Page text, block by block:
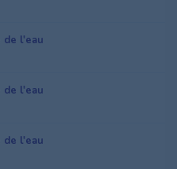
de l'eau
de l'eau
de l'eau